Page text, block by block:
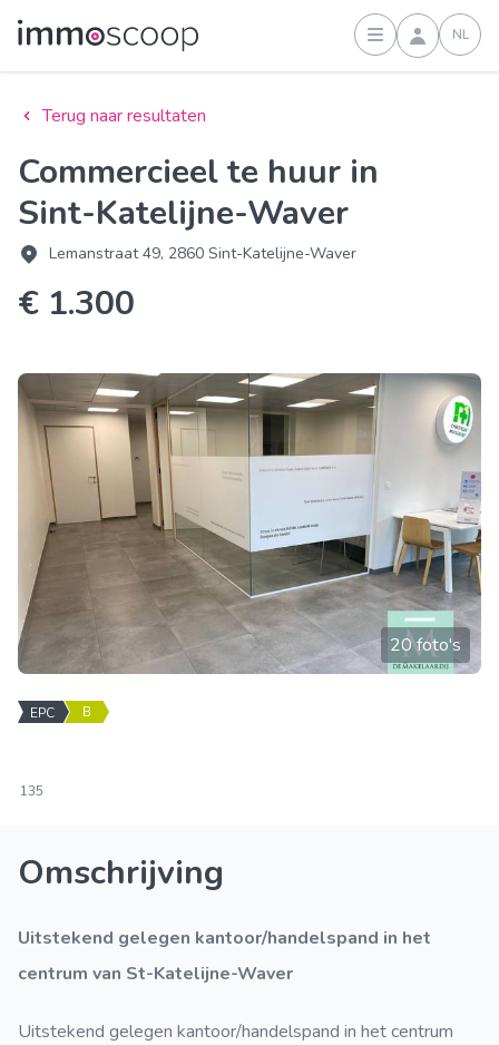
Inloggen
NL
Terug naar resultaten
Commercieel te huur in
Sint-Katelijne-Waver
Lemanstraat 49, 2860 Sint-Katelijne-Waver
€ 1.300
20 foto's
EPC B
135
Omschrijving
Uitstekend gelegen kantoor/handelspand in het
centrum van St-Katelijne-Waver
Uitstekend gelegen kantoor/handelspand in het centrum